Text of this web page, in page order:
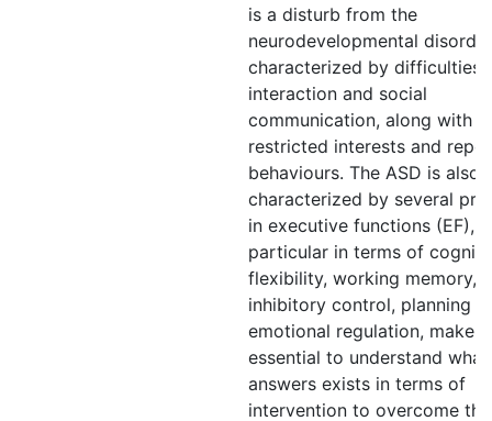
is a disturb from the
neurodevelopmental disorder
characterized by difficulties
interaction and social
communication, along with
restricted interests and
behaviours. The ASD is also
characterized by several
in executive functions (EF),
particular in terms of
flexibility, working memory,
inhibitory control, planning
emotional regulation, make it
essential to understand what
answers exists in terms of
intervention to overcome